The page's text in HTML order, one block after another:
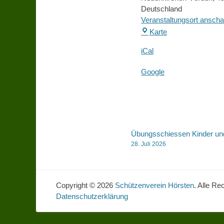
Deutschland
Veranstaltungsort
KarteSchützenhalle
iCal
Google
Übungsschiessen Kinder
28. Juli 2026
Copyright © 2026 Schützenverein Hörsten. Alle
Datenschutzerklärung